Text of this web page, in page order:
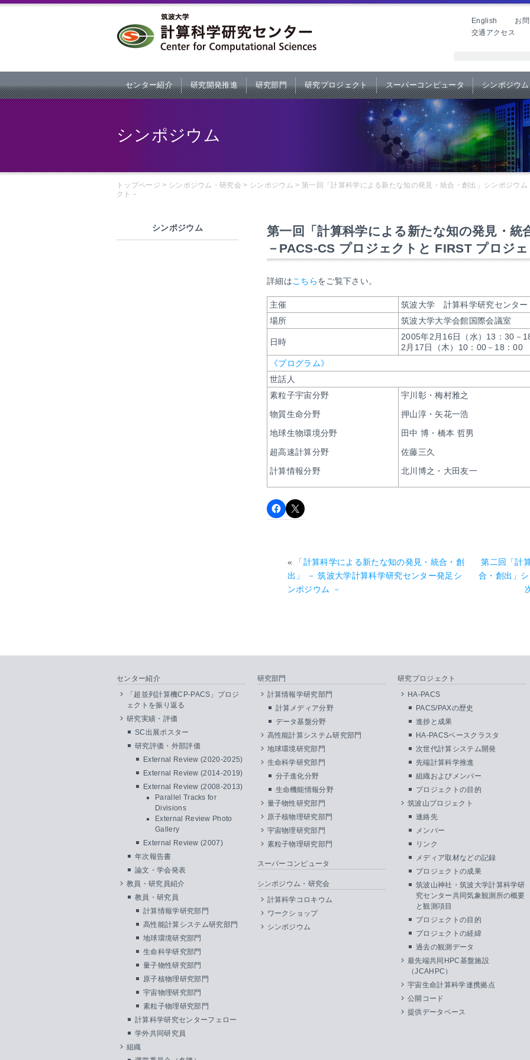
本文へ
English
お
交通アクセス
センター紹介 研究開発推進 研究部門 研究プロジェクト スーパーコンピュータ シンポジウ
シンポジウム
トップページ > シンポジウム・研究会 > シンポジウム > 第一回「計算科学による新たな知の発見・統合・創出」シンポジウ
クト－
シンポジウム
第一回「計算科学による新たな知の発見・統
－PACS-CS プロジェクトと FIRST プロジ
詳細はこちらをご覧下さい。
主催
筑波大学 計算科学研究センター
場所
筑波大学大学会館国際会議室
日時
2005年2月16日（水）13：30－
2月17日（木）10：00－18：00
《プログラム》
世話人
素粒子宇宙分野
物質生命分野
地球生物環境分野
超高速計算分野
計算情報分野
宇川彰・梅村雅之
押山淳・矢花一浩
田中 博・橋本 哲男
佐藤三久
北川博之・大田友一
«
「計算科学による新たな知の発見・統合・創
出」 － 筑波大学計算科学研究センター発足シ
ンポジウム －
第二回「計
合・創出」
センター紹介
「超並列計算機CP-PACS」プロジ
ェクトを振り返る
研究実績・評価
SC出展ポスター
研究評価・外部評価
External Review (2020-2025)
External Review (2014-2019)
External Review (2008-2013)
Parallel Tracks for
Divisions
External Review Photo
Gallery
External Review (2007)
年次報告書
論文・学会発表
教員・研究員紹介
教員・研究員
計算情報学研究部門
高性能計算システム研究部門
地球環境研究部門
生命科学研究部門
量子物性研究部門
原子核物理研究部門
宇宙物理研究部門
素粒子物理研究部門
計算科学研究センターフェロー
学外共同研究員
組織
研究部門
計算情報学研究部門
計算メディア分野
データ基盤分野
高性能計算システム研究部門
地球環境研究部門
生命科学研究部門
分子進化分野
生命機能情報分野
量子物性研究部門
原子核物理研究部門
宇宙物理研究部門
素粒子物理研究部門
スーパーコンピュータ
シンポジウム・研究会
計算科学コロキウム
ワークショップ
シンポジウム
研究プロジェクト
HA-PACS
PACS/PAXの歴史
進捗と成果
HA-PACSベースクラスタ
次世代計算システム開発
先端計算科学推進
組織およびメンバー
プロジェクトの目的
筑波山プロジェクト
連絡先
メンバー
リンク
メディア取材などの記録
プロジェクトの成果
筑波山神社・筑波大学計算科学研
究センター共同気象観測所の概要
と観測項目
プロジェクトの目的
プロジェクトの経緯
過去の観測データ
最先端共同HPC基盤施設
（JCAHPC）
宇宙生命計算科学連携拠点
公開コード
提供データベース